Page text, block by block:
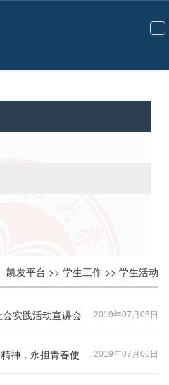
切
航
凯发平台 >> 学生工作 >> 学生活动
2019年07月06日
实践活动宣讲会
2019年07月06日
神，永担青春使